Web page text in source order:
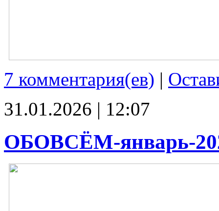
7 комментария(ев) |
31.01.2026 | 12:07
ОБОВСЁМ-январь-